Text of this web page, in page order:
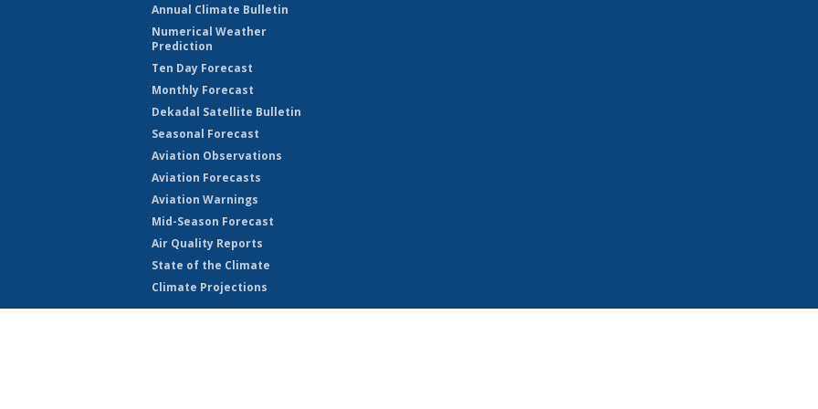
Annual Climate Bulletin
Numerical Weather
Prediction
Ten Day Forecast
Monthly Forecast
Dekadal Satellite Bulletin
Seasonal Forecast
Aviation Observations
Aviation Forecasts
Aviation Warnings
Mid-Season Forecast
Air Quality Reports
State of the Climate
Climate Projections